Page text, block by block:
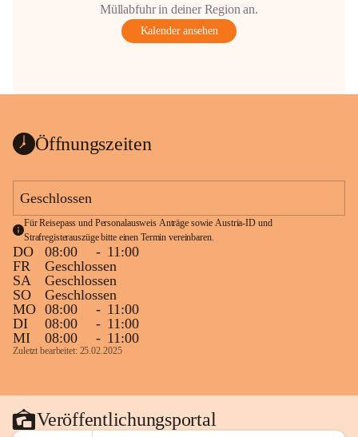
Müllabfuhr in deiner Region an.
Kalender ansehen
Öffnungszeiten
Geschlossen
Für Reisepass und Personalausweis Anträge sowie Austria-ID und
Strafregisterauszüge bitte einen Termin vereinbaren.
DO 08:00 - 11:00
FR
Geschlossen
SA
Geschlossen
SO
Geschlossen
MO 08:00 - 11:00
DI
08:00 - 11:00
MI
08:00 - 11:00
Zuletzt bearbeitet: 25.02.2025
Veröffentlichungsportal